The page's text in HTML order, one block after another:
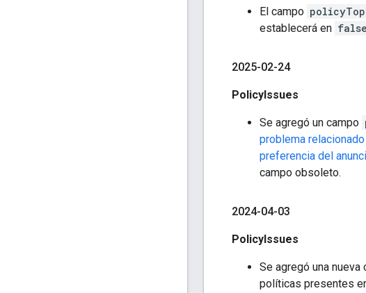
El campo
establecerá en false
2025-02-24
PolicyIssues
Se agregó un campo
problema
preferencia del
campo obsoleto.
2024-04-03
PolicyIssues
Se agregó una
políticas presentes